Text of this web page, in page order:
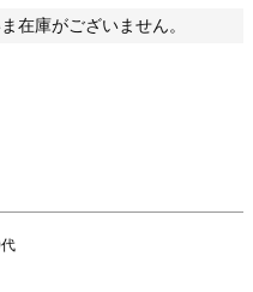
在庫がございません。